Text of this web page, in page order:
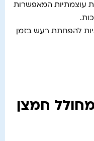
עוצמתיות המאפשרות
להפחתת רעש בזמן
חמצן